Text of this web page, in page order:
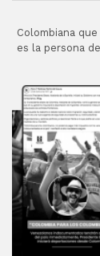
Colombiana
es la persona